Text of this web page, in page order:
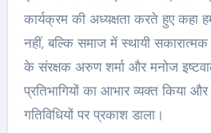
कार्यक्रम की अध्यक्षता करते हुए कहा
नहीं, बल्कि समाज में स्थायी सकारात्मक
के संरक्षक अरुण शर्मा और मनोज
प्रतिभागियों का आभार व्यक्त किया
गतिविधियों पर प्रकाश डाला।